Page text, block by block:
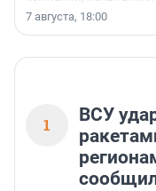
осторожного оптимизма.
7 августа, 18:00
1
ВСУ